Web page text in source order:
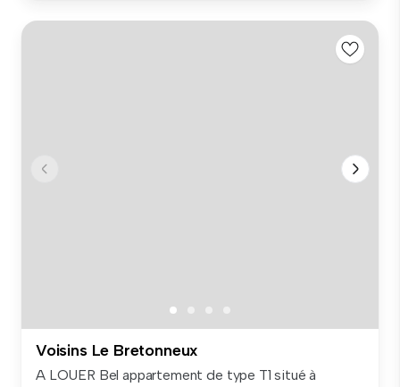
Voisins Le Bretonneux
A LOUER Bel appartement de type T1 situé à